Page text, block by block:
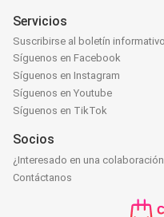
Servicios
Suscribirse al boletín informativo
Síguenos en Facebook
Síguenos en Instagram
Síguenos en Youtube
Síguenos en TikTok
Socios
¿Interesado en una
Contáctanos